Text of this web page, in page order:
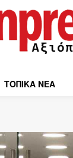
ΤΟΠΙΚΑ ΝΕΑ